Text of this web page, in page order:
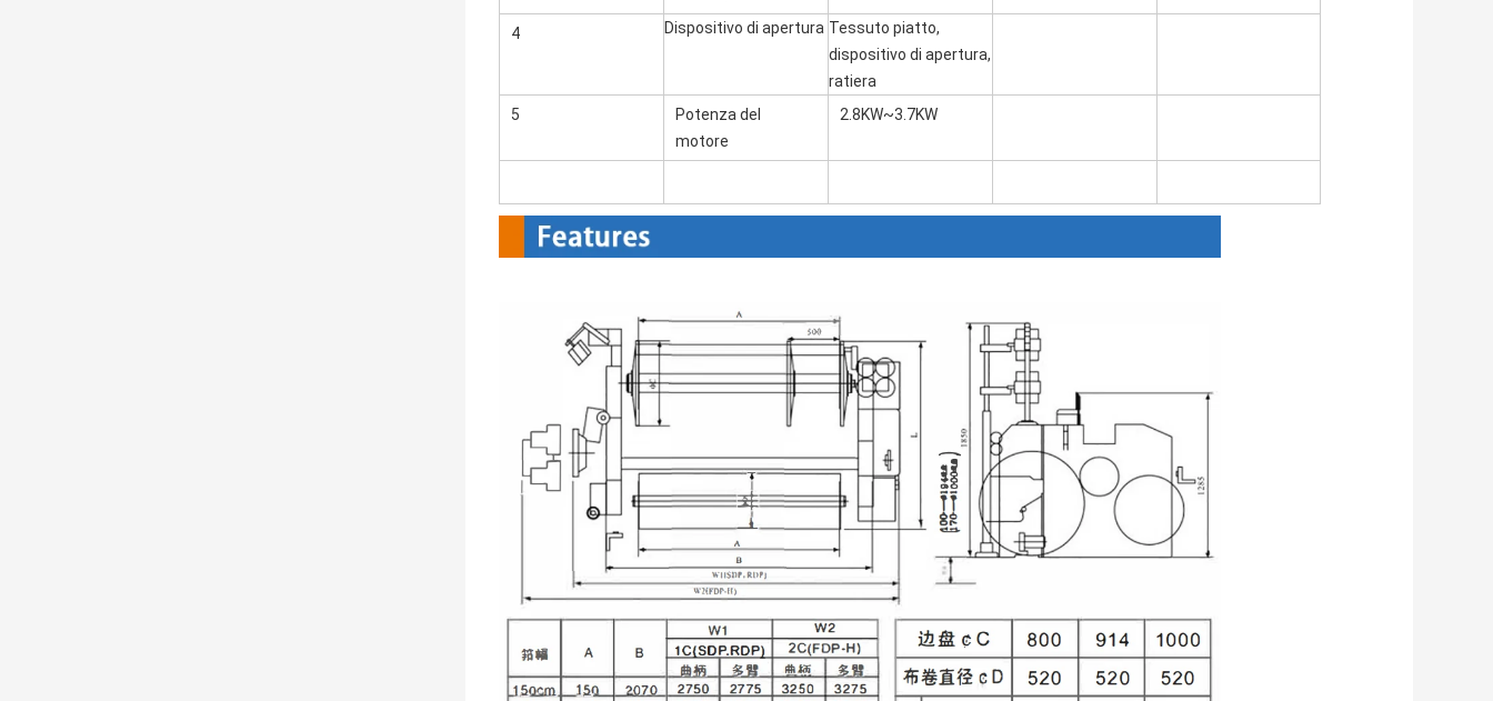
4 Dispositivo di apertura Tessuto piatto,
dispositivo di apertura,
ratiera
5
Potenza del
motore
2.8KW~3.7KW